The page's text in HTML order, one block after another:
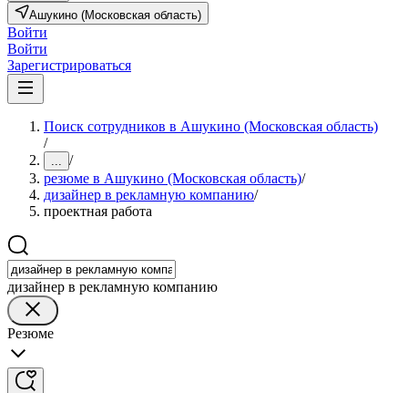
Ашукино (Московская область)
Войти
Войти
Зарегистрироваться
Поиск сотрудников в Ашукино (Московская область)
/
... /
резюме в Ашукино (Московская область)/
дизайнер в рекламную компанию/
проектная работа
дизайнер в рекламную компанию
Резюме